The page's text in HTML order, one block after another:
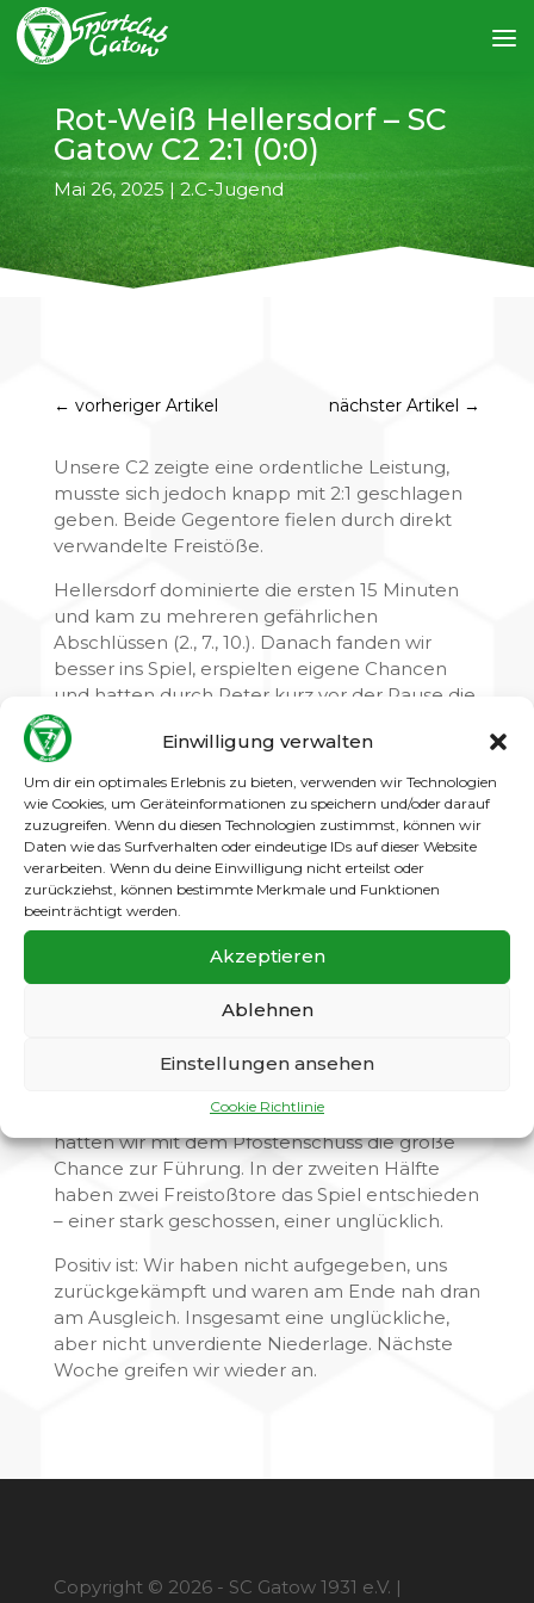
Einwilligung verwalten
Um dir ein optimales Erlebnis zu bieten, verwenden wir Technologien
wie Cookies, um Geräteinformationen zu speichern und/oder darauf
zuzugreifen. Wenn du diesen Technologien zustimmst, können wir
Daten wie das Surfverhalten oder eindeutige IDs auf dieser Website
verarbeiten. Wenn du deine Einwilligung nicht erteilst oder
zurückziehst, können bestimmte Merkmale und Funktionen
beeinträchtigt werden.
Akzeptieren
Ablehnen
Einstellungen ansehen
Cookie Richtlinie
Rot-Weiß Hellersdorf – SC
Gatow C2 2:1 (0:0)
Mai 26, 2025 | 2.C-Jugend
← vorheriger Artikel nächster Artikel →
Unsere C2 zeigte eine ordentliche Leistung,
musste sich jedoch knapp mit 2:1 geschlagen
geben. Beide Gegentore fielen durch direkt
verwandelte Freistöße.
Hellersdorf dominierte die ersten 15 Minuten
und kam zu mehreren gefährlichen
Abschlüssen (2., 7., 10.). Danach fanden wir
besser ins Spiel, erspielten eigene Chancen
und hatten durch Peter kurz vor der Pause die
große Möglichkeit zur Führung – der Ball traf
den Außenpfosten (34.).
Auch nach der Pause war Hellersdorf zunächst
wacher. In der 42. Minute fiel das 1:0 durch
einen platzierten Freistoß, das 2:0 folgte in der
56. Minute erneut nach einem Standard. Wir
gaben nicht auf: Burak verkürzte in der 61.
Minute mit einem schönen Distanzschuss auf
2:1. In der 64. Minute und kurz vor Schluss
Ball wollte nicht mehr ins Tor.
kamen dann aber gut ins Spiel. Vor der Pause
hatten wir mit dem Pfostenschuss die große
Chance zur Führung. In der zweiten Hälfte
haben zwei Freistoßtore das Spiel entschieden
– einer stark geschossen, einer unglücklich.
Positiv ist: Wir haben nicht aufgegeben, uns
zurückgekämpft und waren am Ende nah dran
am Ausgleich. Insgesamt eine unglückliche,
aber nicht unverdiente Niederlage. Nächste
Woche greifen wir wieder an.
Copyright © 2026 - SC Gatow 1931 e.V. |